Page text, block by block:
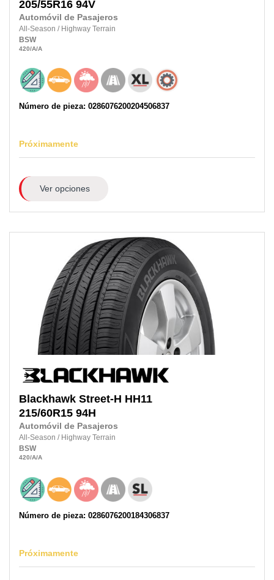
205/55R16 94V
Automóvil de Pasajeros
All-Season / Highway Terrain
BSW
420/A/A
Número de pieza: 0286076200204506837
Próximamente
Ver opciones
Blackhawk Street-H HH11
215/60R15 94H
Automóvil de Pasajeros
All-Season / Highway Terrain
BSW
420/A/A
Número de pieza: 0286076200184306837
Próximamente